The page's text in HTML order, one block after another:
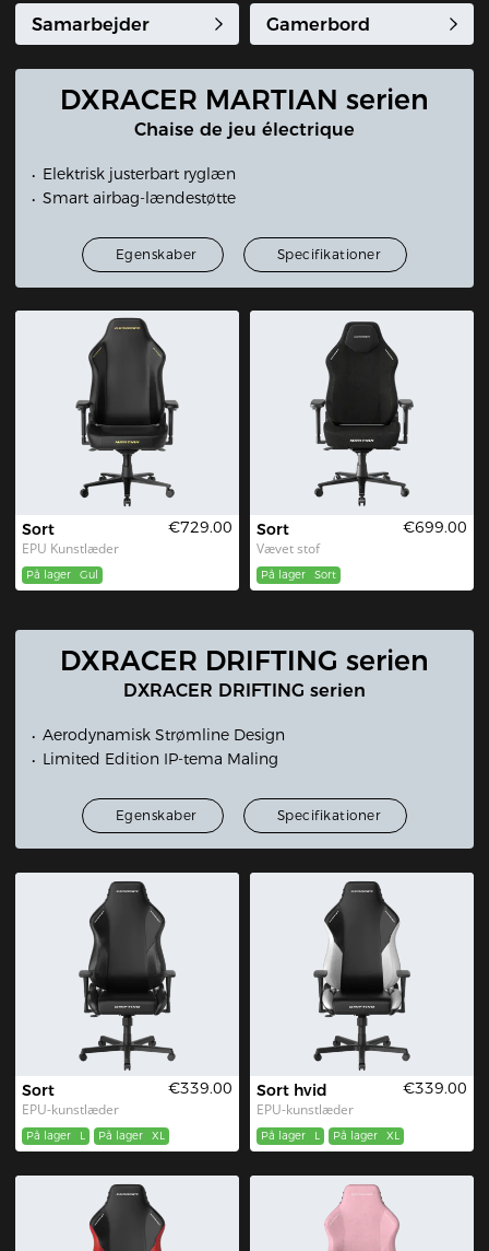
Samarbejder Gamerbord
DXRACER MARTIAN serien
Chaise de jeu électrique
Elektrisk justerbart ryglæn
Smart airbag-lændestøtte
Egenskaber Specifikationer
Sort
EPU Kunstlæder
€729.00
På lager Gul
Sort
Vævet stof
€699.00
På lager Sort
DXRACER DRIFTING serien
DXRACER DRIFTING serien
Aerodynamisk Strømline Design
Limited Edition IP-tema Maling
Egenskaber Specifikationer
Sort
EPU-kunstlæder
€339.00
På lager L På lager XL
Sort hvid
EPU-kunstlæder
€339.00
På lager L På lager XL